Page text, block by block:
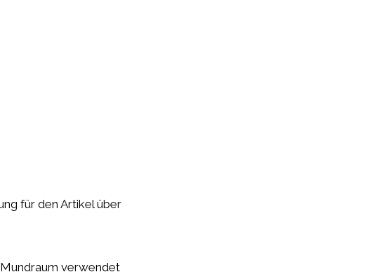
für den Artikel über
Mundraum verwendet